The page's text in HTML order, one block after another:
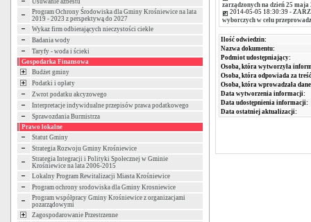
Usuwanie azbestu
Program Ochrony Środowiska dla Gminy Krośniewice na lata
2019 - 2023 z perspektywą do 2027
Wykaz firm odbierających nieczystości ciekłe
Badania wody
Taryfy - woda i ścieki
Gospodarka Finansowa
Budżet gminy
Podatki i opłaty
Zwrot podatku akcyzowego
Interpretacje indywidualne przepisów prawa podatkowego
Sprawozdania Burmistrza
Prawo lokalne
Statut Gminy
Strategia Rozwoju Gminy Krośniewice
Strategia Integracji i Polityki Społecznej w Gminie
Krośniewice na lata 2006-2015
Lokalny Program Rewitalizacji Miasta Krośniewice
Program ochrony srodowiska dla Gminy Krosniewice
Program współpracy Gminy Krośniewice z organizacjami
pozarządowymi
Zagospodarowanie Przestrzenne
zarządzonych na dzień 25 maja
2014-05-05 18:30:39 -
wyborczych w celu
Ilość odwiedzin:
Nazwa dokumentu:
Podmiot udostępniający:
Osoba, która wytworzyła
Osoba, która odpowiada za
Osoba, która wprowadzała
Data wytworzenia informacji:
Data udostępnienia informacji:
Data ostatniej aktualizacji: